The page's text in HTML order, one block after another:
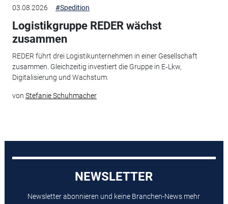
03.08.2026 #Spedition
Logistikgruppe REDER wächst
zusammen
REDER führt drei Logistikunternehmen in einer Gesellschaft
zusammen. Gleichzeitig investiert die Gruppe in E‑Lkw,
Digitalisierung und Wachstum.
von Stefanie Schuhmacher
NEWSLETTER
Newsletter abonnieren und keine Branchen-News mehr